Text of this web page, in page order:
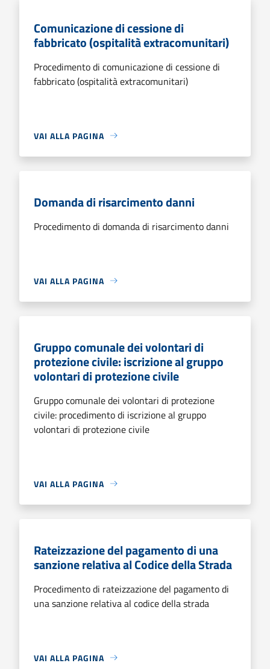
Comunicazione di cessione di
fabbricato (ospitalità extracomunitari)
Procedimento di comunicazione di cessione di
fabbricato (ospitalità extracomunitari)
VAI ALLA PAGINA
Domanda di risarcimento danni
Procedimento di domanda di risarcimento danni
VAI ALLA PAGINA
Gruppo comunale dei volontari di
protezione civile: iscrizione al gruppo
volontari di protezione civile
Gruppo comunale dei volontari di protezione
civile: procedimento di iscrizione al gruppo
volontari di protezione civile
VAI ALLA PAGINA
Rateizzazione del pagamento di una
sanzione relativa al Codice della Strada
Procedimento di rateizzazione del pagamento di
una sanzione relativa al codice della strada
VAI ALLA PAGINA